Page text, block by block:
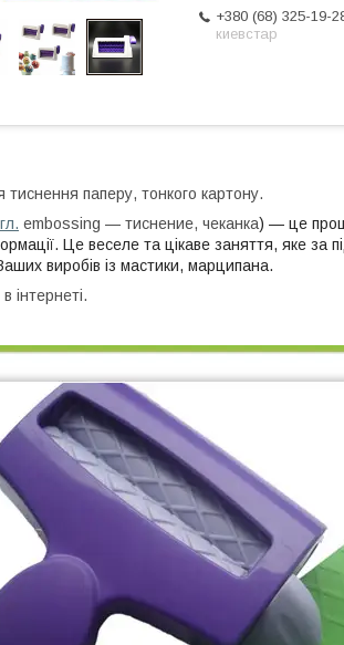
+380 (68) 325-19-
киевстар
паперу, тонкого картону.
embossing — тиснение, чеканка) — це
Це веселе та цікаве заняття, яке за
виробів із мастики, марципана.
інтернеті.